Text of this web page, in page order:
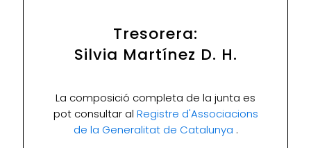
Tresorera:
Silvia Martínez D. H.
La composició completa de la junta es
pot consultar al Registre d'Associacions
de la Generalitat de Catalunya .